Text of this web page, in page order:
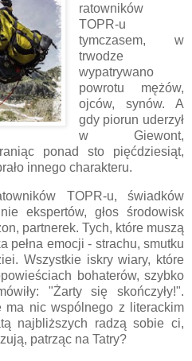
ratowników
TOPR-u
tymczasem, w
trwodze
wypatrywano
powrotu mężów,
ojców, synów. A
gdy piorun uderzył
w Giewont,
ponad sto pięćdziesiąt,
innego charakteru.
TOPR-u, świadków
ekspertów, głos środowisk
partnerek. Tych, które muszą
pełna emocji - strachu, smutku
Wszystkie iskry wiary, które
bohaterów, szybko
"Żarty się skończyły!".
ma nic wspólnego z literackim
najbliższych radzą sobie ci,
patrząc na Tatry?